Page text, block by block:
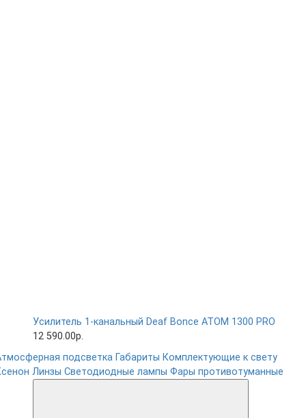
Усилитель 1-канальный Deaf Bonce ATOM 1300 PRO
12 590.00р.
подсветка Габариты Комплектующие к свету
Линзы Светодиодные лампы Фары противотуманные